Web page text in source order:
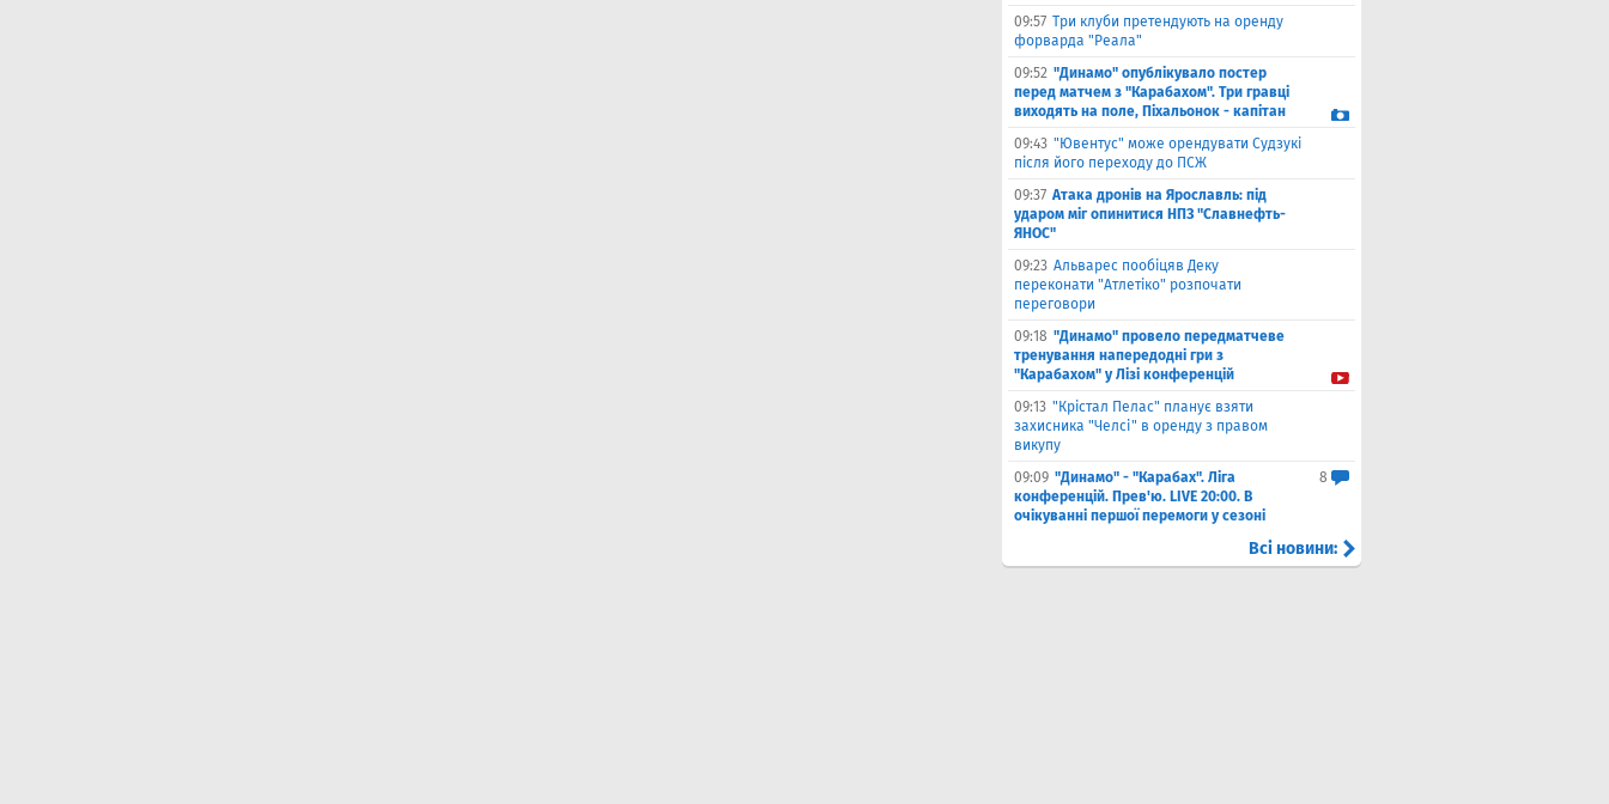
09:57 Три клуби претендують на оренду
форварда "Реала"
09:52 "Динамо" опублікувало постер
перед матчем з "Карабахом". Три гравці
виходять на поле, Піхальонок - капітан
09:43 "Ювентус" може орендувати Судзукі
після його переходу до ПСЖ
09:37 Атака дронів на Ярославль: під
ударом міг опинитися НПЗ "Славнефть-
ЯНОС"
09:23 Альварес пообіцяв Деку
переконати "Атлетіко" розпочати
переговори
09:18 "Динамо" провело передматчеве
тренування напередодні гри з
"Карабахом" у Лізі конференцій
09:13 "Крістал Пелас" планує взяти
захисника "Челсі" в оренду з правом
викупу
09:09 "Динамо" - "Карабах". Ліга
конференцій. Прев'ю. LIVE 20:00. В
очікуванні першої перемоги у сезоні
8
Всі новини: